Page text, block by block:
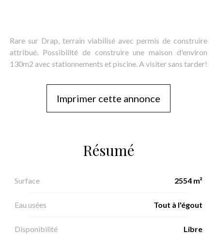
Rare sur Drap, terrain viabilisé avec permis de construire
attribué. Possibilité de construire une maison d'environ
130m2 avec stationnements et piscine. A visiter sans tarder!
Imprimer cette annonce
Résumé
Surface 2554 m²
Eau usées Tout à l'égout
Disponibilité Libre